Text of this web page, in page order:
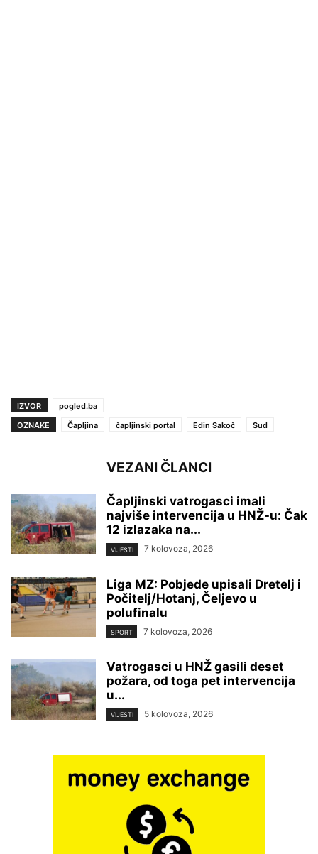
IZVOR
pogled.ba
OZNAKE
Čapljina čapljinski portal Edin Sakoč Sud
VEZANI ČLANCI
Čapljinski vatrogasci imali
najviše intervencija u HNŽ-u: Čak
12 izlazaka na...
VIJESTI 7 kolovoza, 2026
Liga MZ: Pobjede upisali Dretelj i
Počitelj/Hotanj, Čeljevo u
polufinalu
SPORT 7 kolovoza, 2026
Vatrogasci u HNŽ gasili deset
požara, od toga pet intervencija
u...
VIJESTI 5 kolovoza, 2026